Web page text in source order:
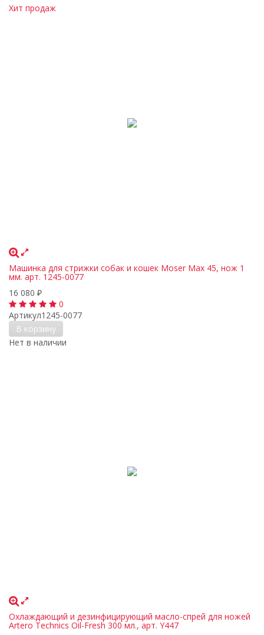
Хит продаж
Машинка для стрижки собак и кошек Moser Max 45, нож 1
мм. арт. 1245-0077
16 080 ₽
0
Артикул1245-0077
В корзину
Нет в наличии
Охлаждающий и дезинфицирующий масло-спрей для ножей
Artero Technics Oil-Fresh 300 мл., арт. Y447